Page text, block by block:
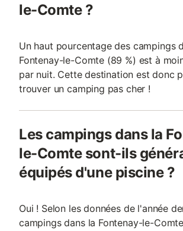
le-Comte ?
Un haut pourcentage des campings
Fontenay-le-Comte (89 %) est à
par nuit. Cette destination est donc
trouver un camping pas cher !
Les campings dans la
le-Comte sont-ils
équipés d'une piscine ?
Oui ! Selon les données de l'année
campings dans la Fontenay-le-